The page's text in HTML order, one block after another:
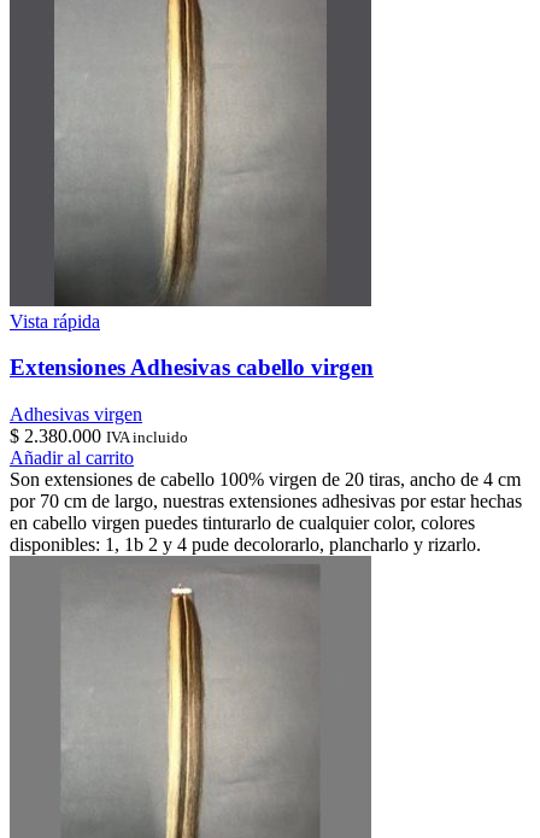
Vista rápida
Extensiones Adhesivas cabello virgen
Adhesivas virgen
$ 2.380.000 IVA incluido
Añadir al carrito
Son extensiones de cabello 100% virgen de 20 tiras, ancho de 4 cm
por 70 cm de largo, nuestras extensiones adhesivas por estar hechas
en cabello virgen puedes tinturarlo de cualquier color, colores
disponibles: 1, 1b 2 y 4 pude decolorarlo, plancharlo y rizarlo.